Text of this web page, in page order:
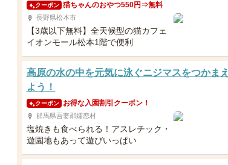
クーポン 猫ちゃんのおやつ550円⇒無料
長野県松本市
【3歳以下無料】全天候型の猫カフェ
イオンモール松本1階で便利
高原の水の中を元気に泳ぐニジマスをつかまえ
よう！
クーポン お得な入園割引クーポン！
群馬県吾妻郡嬬恋村
塩焼きも食べられる！アスレチック・
遊園地もあって遊びいっぱい